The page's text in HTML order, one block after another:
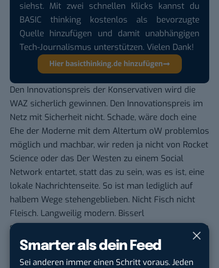
Smarter als dein Feed
Sei anderen immer einen Schritt voraus. Jeden
siehst. Mit zwei schnellen Klicks kannst du
BASIC thinking kostenlos als bevorzugte
Quelle hinzufügen und damit unabhängigen
Tech-Journalismus unterstützen. Vielen Dank!
Hier basicthinking.de hinzufügen
Den Innovationspreis der Konservativen wird die
WAZ sicherlich gewinnen. Den Innovationspreis im
Netz mit Sicherheit nicht. Schade, wäre doch eine
Ehe der Moderne mit dem Altertum oW problemlos
möglich und machbar, wir reden ja nicht von Rocket
Science oder das Der Westen zu einem Social
Network entartet, statt das zu sein, was es ist, eine
lokale Nachrichtenseite. So ist man lediglich auf
halbem Wege stehengeblieben. Nicht Fisch nicht
Fleisch. Langweilig modern. Bisserl
stromlinienförmiger. Also, schauen wir mal, ob man
damit nur gut oder richtig, richtig gut fahren wird.